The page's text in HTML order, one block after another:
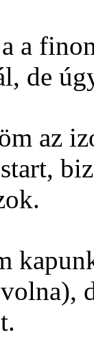
a
de
az